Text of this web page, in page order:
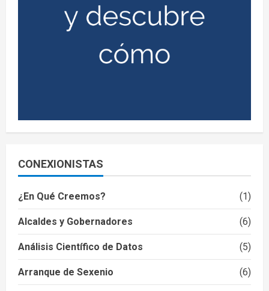
CONEXIONISTAS
¿En Qué Creemos? (1)
Alcaldes y Gobernadores (6)
Análisis Científico de Datos (5)
Arranque de Sexenio (6)